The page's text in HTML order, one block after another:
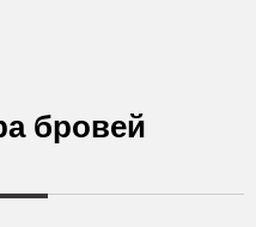
бровей